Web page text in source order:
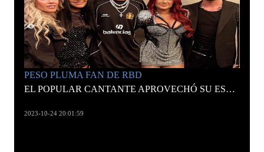
PESO PLUMA FAN DE RBD
EL POPULAR CANTANTE APROVECHÓ SU ESTADÍA EN LOS ÁNGELES PARA UNIRSE A LA FIEBRE POR EL REENCUENTRO DE ESTA AGRUPACIÓN
2023-10-24 20:01:59